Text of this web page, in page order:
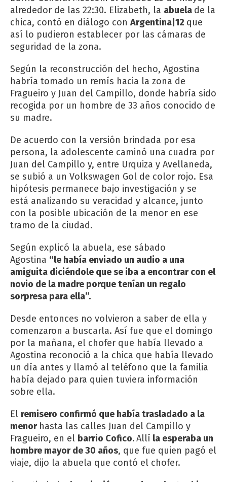
alrededor de las 22:30. Elizabeth, la abuela de la
chica, contó en diálogo con Argentina|12 que
así lo pudieron establecer por las cámaras de
seguridad de la zona.
Según la reconstrucción del hecho, Agostina
habría tomado un remís hacia la zona de
Fragueiro y Juan del Campillo, donde habría sido
recogida por un hombre de 33 años conocido de
su madre.
De acuerdo con la versión brindada por esa
persona, la adolescente caminó una cuadra por
Juan del Campillo y, entre Urquiza y Avellaneda,
se subió a un Volkswagen Gol de color rojo. Esa
hipótesis permanece bajo investigación y se
está analizando su veracidad y alcance, junto
con la posible ubicación de la menor en ese
tramo de la ciudad.
Según explicó la abuela, ese sábado
Agostina “le había enviado un audio a una
amiguita diciéndole que se iba a encontrar con el
novio de la madre porque tenían un regalo
sorpresa para ella”.
Desde entonces no volvieron a saber de ella y
comenzaron a buscarla. Así fue que el domingo
por la mañana, el chofer que había llevado a
Agostina reconoció a la chica que había llevado
un día antes y llamó al teléfono que la familia
había dejado para quien tuviera información
sobre ella.
El remisero confirmó que había trasladado a la
menor hasta las calles Juan del Campillo y
Fragueiro, en el barrio Cofico.Allí la esperaba un
hombre mayor de 30 años, que fue quien pagó el
viaje, dijo la abuela que contó el chofer.